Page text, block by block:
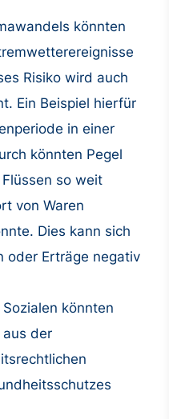
könnten
Risiko wird auch
Ein Beispiel hierfür
in einer
könnten Pegel
so weit
von Waren
Dies kann sich
oder Erträge negativ
könnten
aus der